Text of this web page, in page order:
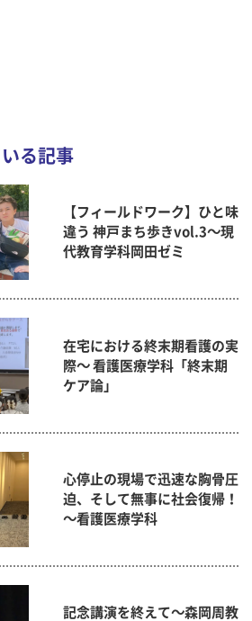
る記事
【フィールドワーク】ひと味
違う 神戸まち歩きvol.3～現
代教育学科岡田ゼミ
在宅における終末期看護の実
際～ 看護医療学科「終末期
ケア論」
心停止の現場で迅速な胸骨圧
迫、そして無事に社会復帰！
～看護医療学科
記念講演を終えて～森岡周教